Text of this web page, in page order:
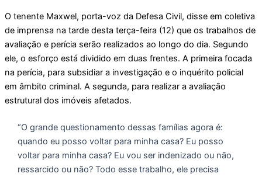
O tenente Maxwel, porta-voz da Defesa Civil, disse em coletiva
de imprensa na tarde desta terça-feira (12) que os trabalhos de
avaliação e perícia serão realizados ao longo do dia. Segundo
ele, o esforço está dividido em duas frentes. A primeira focada
na perícia, para subsidiar a investigação e o inquérito policial
em âmbito criminal. A segunda, para realizar a avaliação
estrutural dos imóveis afetados.
“O grande questionamento dessas famílias agora é:
quando eu posso voltar para minha casa? Eu posso
voltar para minha casa? Eu vou ser indenizado ou não,
ressarcido ou não? Todo esse trabalho, ele precisa